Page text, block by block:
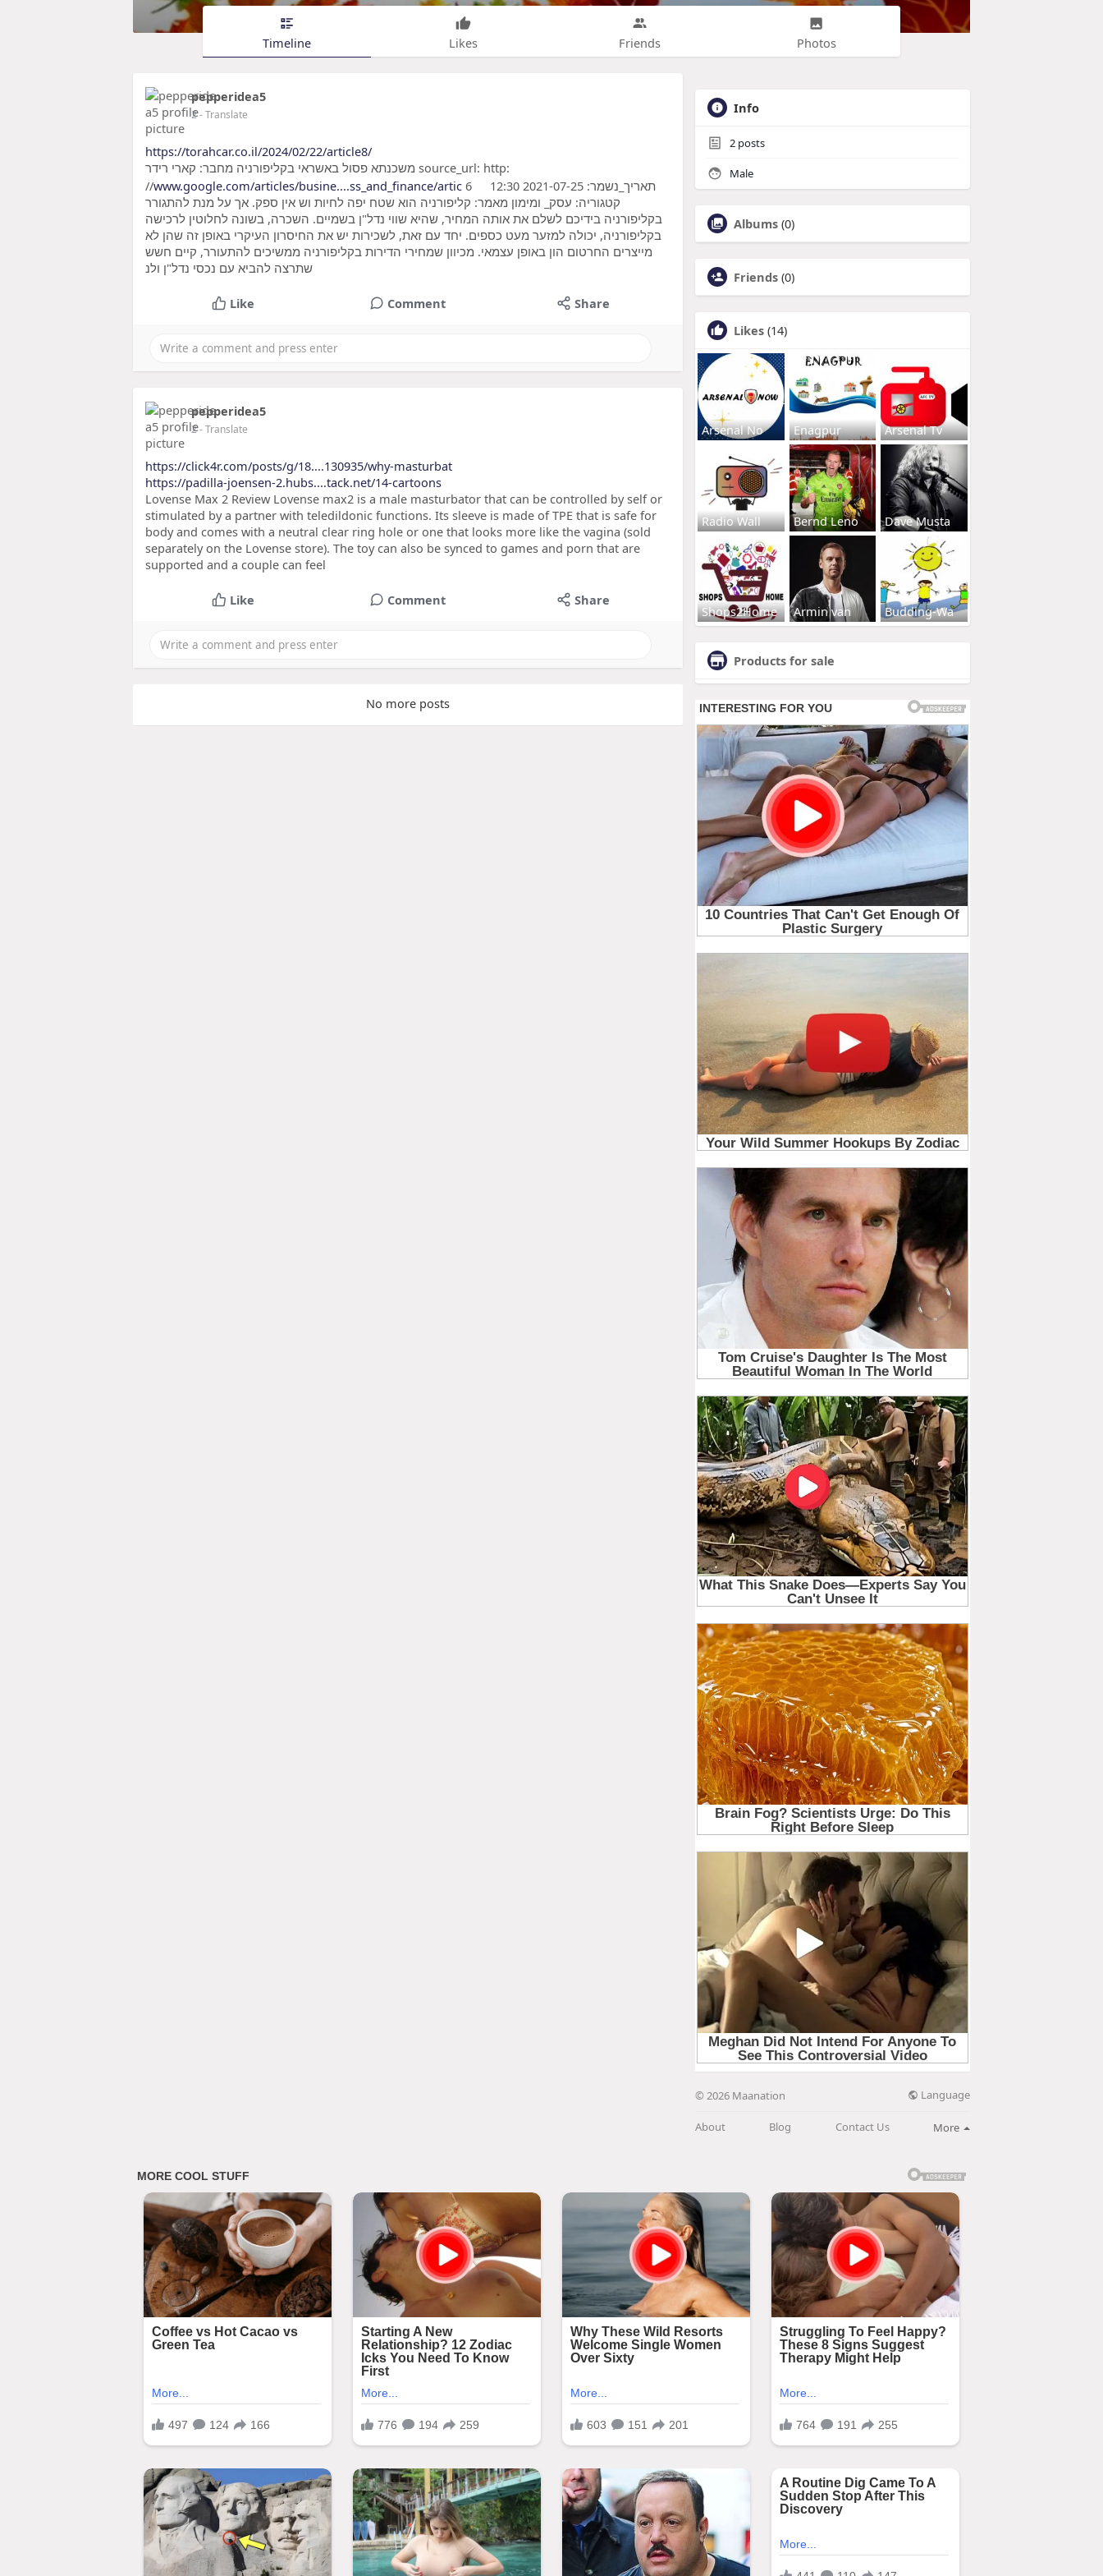
Timeline Likes Friends Photos
pepperidea5
2- Translate
https://torahcar.co.il/2024/02/22/article8/
משכנתא פסול באשראי בקליפורניה מחבר: קארי רידר source_url: http:
//www.google.com/articles/busine....ss_and_finance/artic תאריך_נשמר: 2021-07-25 12:30
6
קטגוריה: עסק_ ומימון מאמר: קליפורניה הוא שטח יפה לחיות וש אין ספק. אך על מנת להתגורר
בקליפורניה בידיכם לשלם את אותה המחיר, שהיא שווי נדל"ן בשמיים. השכרה, בשונה לחלוטין לרכישה
בקליפורניה, יכולה למזער מעט כספים. יחד עם זאת, לשכירות יש את החיסרון העיקרי באופן זה שהן לא
מייצרים החרטום הון באופן עצמאי. מכיוון שמחירי הדירות בקליפורניה ממשיכים להתעורר, קיים חשש
שתרצה להביא עם נכסי נדל"ן ולנ
Like Comment Share
pepperidea5
2- Translate
https://click4r.com/posts/g/18....130935/why-masturbat
https://padilla-joensen-2.hubs....tack.net/14-cartoons
Lovense Max 2 Review Lovense max2 is a male masturbator that can be controlled by self or
stimulated by a partner with teledildonic functions. Its sleeve is made of TPE that is safe for
body and comes with a neutral clear ring hole or one that looks more like the vagina (sold
separately on the Lovense store). The toy can also be synced to games and porn that are
supported and a couple can feel
Like Comment Share
No more posts
Info
2 posts
Male
Albums (0)
Friends (0)
Likes (14)
Arsenal No Enagpur Arsenal Tv
Radio Wall Bernd Leno Dave Musta
Shops2Home Armin van Budding-Wa
Products for sale
© 2026 Maanation Language
About Blog Contact Us More